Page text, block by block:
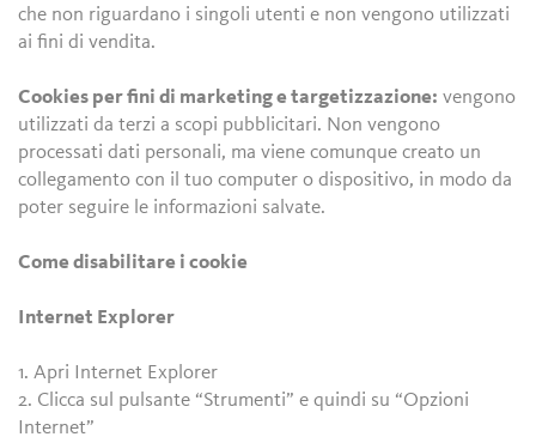
che non riguardano i singoli utenti e non vengono utilizzati
ai fini di vendita.
Cookies per fini di marketing e targetizzazione: vengono
utilizzati da terzi a scopi pubblicitari. Non vengono
processati dati personali, ma viene comunque creato un
collegamento con il tuo computer o dispositivo, in modo da
poter seguire le informazioni salvate.
Come disabilitare i cookie
Internet Explorer
1. Apri Internet Explorer
2. Clicca sul pulsante “Strumenti” e quindi su “Opzioni
Internet”